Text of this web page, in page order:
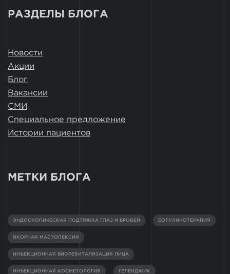
РАЗДЕЛЫ БЛОГА
Новости
Акции
Блог
Вакансии
СМИ
Специальное предложение
Истории пациентов
МЕТКИ БЛОГА
ЭНДОСКОПИЧЕСКАЯ ПОДТЯЖКА ГЛАЗ И БРОВЕЙ БОТУЛИНОТЕРАПИЯ
ЯКОРНАЯ МАСТОПЕКСИЯ
ИНЪЕКЦИОННАЯ БИОРЕВИТАЛИЗАЦИЯ ЛИЦА
ИНЪЕКЦИОННАЯ КОСМЕТОЛОГИЯ ГЕЛЕНДЖИК